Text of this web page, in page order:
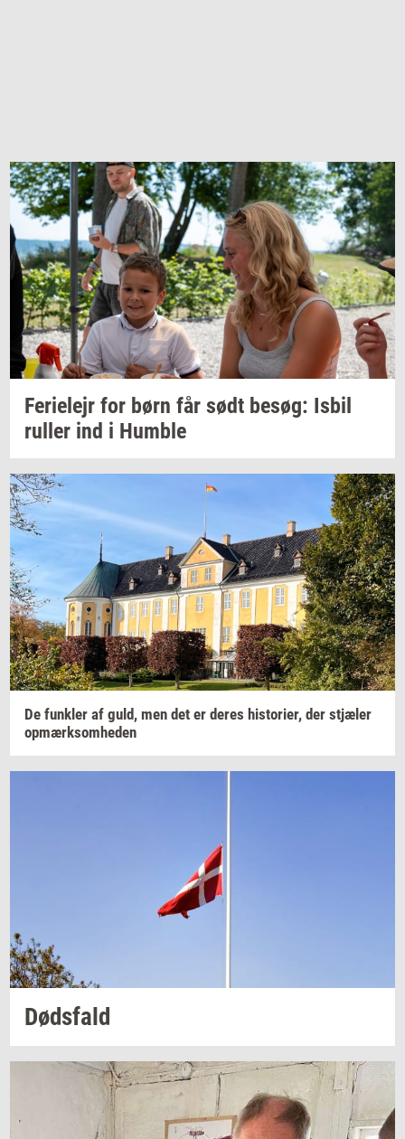
Fe­ri­e­lejr for børn får sødt besøg: Isbil
rul­ler ind i Hum­b­le
De funk­ler af guld, men det er deres hi­sto­ri­er, der stjæ­ler
op­mærk­som­he­den
Døds­fald